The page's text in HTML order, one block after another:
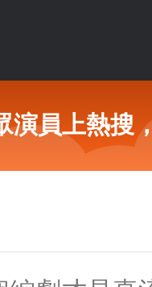
演員上熱搜